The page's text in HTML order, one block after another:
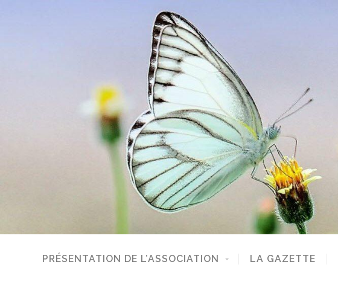
PRÉSENTATION DE L’ASSOCIATION LA GAZETTE